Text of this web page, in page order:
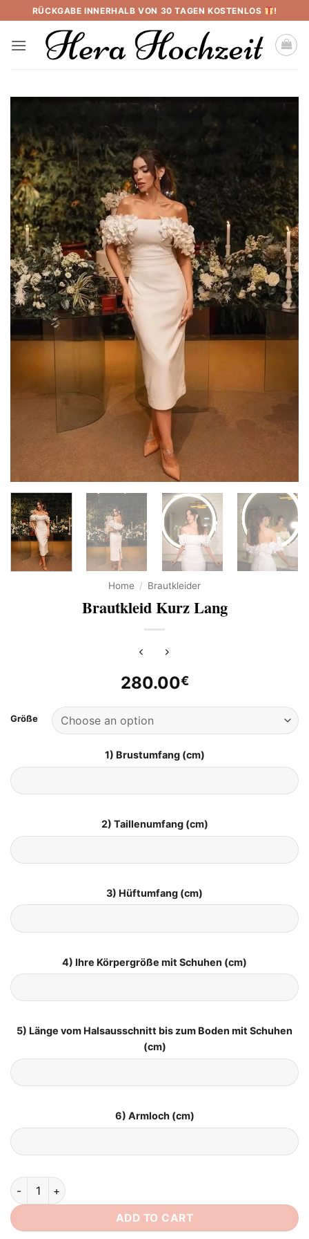
to
content
RÜCKGABE INNERHALB VON 30 TAGEN KOSTENLOS !
Home / Brautkleider
Brautkleid Kurz Lang
280.00€
Größe
1) Brustumfang (cm)
2) Taillenumfang (cm)
3) Hüftumfang (cm)
4) Ihre Körpergröße mit Schuhen (cm)
5) Länge vom Halsausschnitt bis zum Boden mit Schuhen
(cm)
6) Armloch (cm)
Brautkleid Kurz Lang quantity
ADD TO CART